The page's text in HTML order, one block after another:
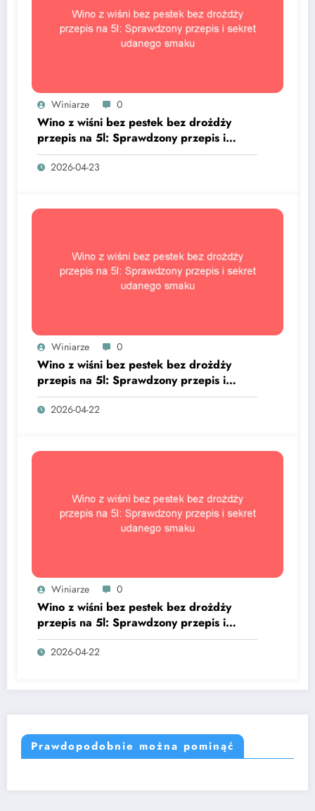
Winiarze 0
Wino z wiśni bez pestek bez drożdży
przepis na 5l: Sprawdzony przepis i
sekret udanego smaku
2026-04-23
Winiarze 0
Wino z wiśni bez pestek bez drożdży
przepis na 5l: Sprawdzony przepis i
sekret udanego smaku
2026-04-22
Winiarze 0
Wino z wiśni bez pestek bez drożdży
przepis na 5l: Sprawdzony przepis i
sekret udanego smaku
2026-04-22
Prawdopodobnie można pominąć